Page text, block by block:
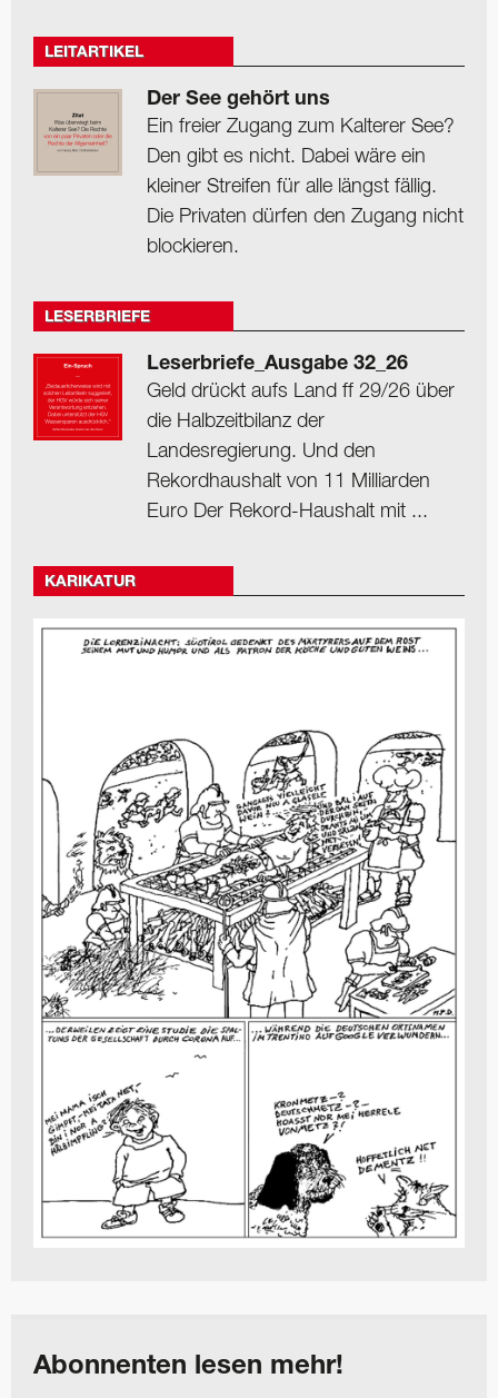
LEITARTIKEL
Der See gehört uns
Ein freier Zugang zum Kalterer See?
Den gibt es nicht. Dabei wäre ein
kleiner Streifen für alle längst fällig.
Die Privaten dürfen den Zugang nicht
blockieren.
LESERBRIEFE
Leserbriefe_Ausgabe 32_26
Geld drückt aufs Land ff 29/26 über
die Halbzeitbilanz der
Landesregierung. Und den
Rekordhaushalt von 11 Milliarden
Euro Der Rekord-Haushalt mit ...
KARIKATUR
Abonnenten lesen mehr!